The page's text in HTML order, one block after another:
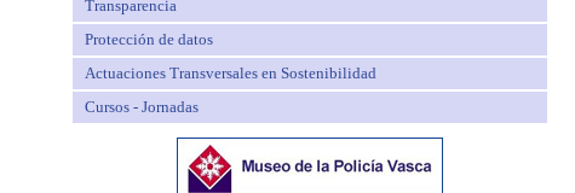
Transparencia
Protección de datos
Actuaciones Transversales en Sostenibilidad
Cursos - Jornadas